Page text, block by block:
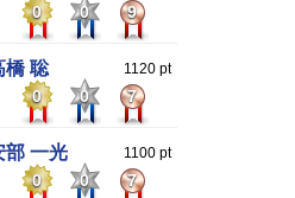
0 0 9
橋 聡 1120 pt
0 0 7
部 一光 1100 pt
0 0 7